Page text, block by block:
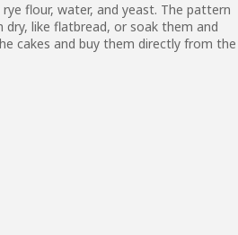
flour, water, and yeast. The pattern
dry, like flatbread, or soak them and
cakes and buy them directly from the